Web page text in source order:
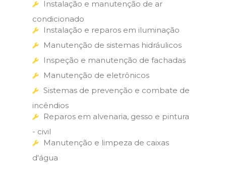
Instalação e manutenção de ar
condicionado
Instalação e reparos em iluminação
Manutenção de sistemas hidráulicos
Inspeção e manutenção de fachadas
Manutenção de eletrônicos
Sistemas de prevenção e combate de
incêndios
Reparos em alvenaria, gesso e pintura
- civil
Manutenção e limpeza de caixas
d'água